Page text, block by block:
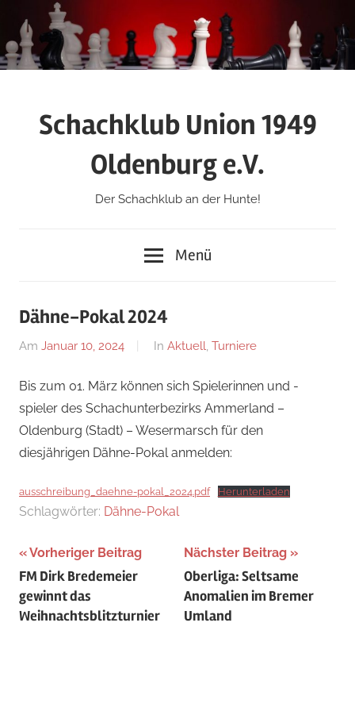
Inhalt
springen
Schachklub Union 1949
Oldenburg e.V.
Der Schachklub an der Hunte!
Menü
Dähne-Pokal 2024
Am Januar 10, 2024
Von
In Aktuell, Turniere
Bis zum 01. März können sich Spielerinnen und -
spieler des Schachunterbezirks Ammerland –
Oldenburg (Stadt) – Wesermarsch für den
diesjährigen Dähne-Pokal anmelden:
ausschreibung_daehne-pokal_2024.pdf Herunterladen
Schlagwörter: Dähne-Pokal
Beitragsnavigation
Vorheriger Beitrag
FM Dirk Bredemeier
gewinnt das
Weihnachtsblitzturnier
Nächster Beitrag
Oberliga: Seltsame
Anomalien im Bremer
Umland